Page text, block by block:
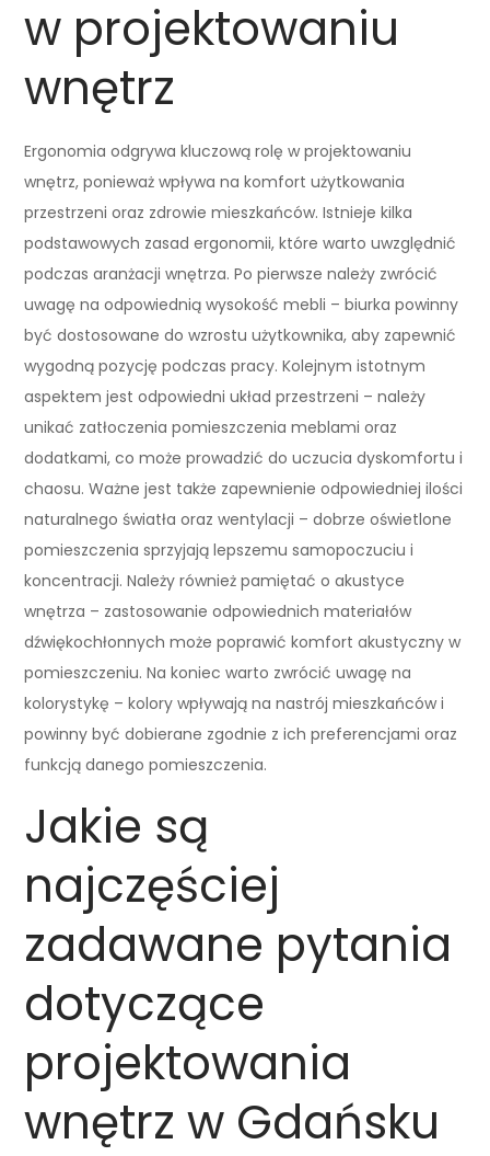
w projektowaniu
wnętrz
Ergonomia odgrywa kluczową rolę w projektowaniu
wnętrz, ponieważ wpływa na komfort użytkowania
przestrzeni oraz zdrowie mieszkańców. Istnieje kilka
podstawowych zasad ergonomii, które warto uwzględnić
podczas aranżacji wnętrza. Po pierwsze należy zwrócić
uwagę na odpowiednią wysokość mebli – biurka powinny
być dostosowane do wzrostu użytkownika, aby zapewnić
wygodną pozycję podczas pracy. Kolejnym istotnym
aspektem jest odpowiedni układ przestrzeni – należy
unikać zatłoczenia pomieszczenia meblami oraz
dodatkami, co może prowadzić do uczucia dyskomfortu i
chaosu. Ważne jest także zapewnienie odpowiedniej ilości
naturalnego światła oraz wentylacji – dobrze oświetlone
pomieszczenia sprzyjają lepszemu samopoczuciu i
koncentracji. Należy również pamiętać o akustyce
wnętrza – zastosowanie odpowiednich materiałów
dźwiękochłonnych może poprawić komfort akustyczny w
pomieszczeniu. Na koniec warto zwrócić uwagę na
kolorystykę – kolory wpływają na nastrój mieszkańców i
powinny być dobierane zgodnie z ich preferencjami oraz
funkcją danego pomieszczenia.
Jakie są
najczęściej
zadawane pytania
dotyczące
projektowania
wnętrz w Gdańsku